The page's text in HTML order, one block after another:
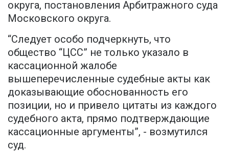
округа, постановления Арбитражного суда
Московского округа.
“Следует особо подчеркнуть, что
общество “ЦСС” не только указало в
кассационной жалобе
вышеперечисленные судебные акты как
доказывающие обоснованность его
позиции, но и привело цитаты из каждого
судебного акта, прямо подтверждающие
кассационные аргументы”, - возмутился
суд.